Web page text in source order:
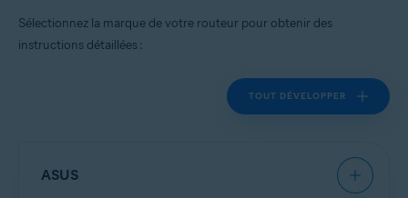
Sélectionnez la marque de votre routeur pour obtenir des
instructions détaillées :
TOUT DÉVELOPPER
ASUS